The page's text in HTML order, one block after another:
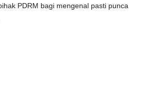
PDRM bagi mengenal pasti punca